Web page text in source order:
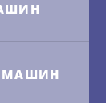
МАШИН